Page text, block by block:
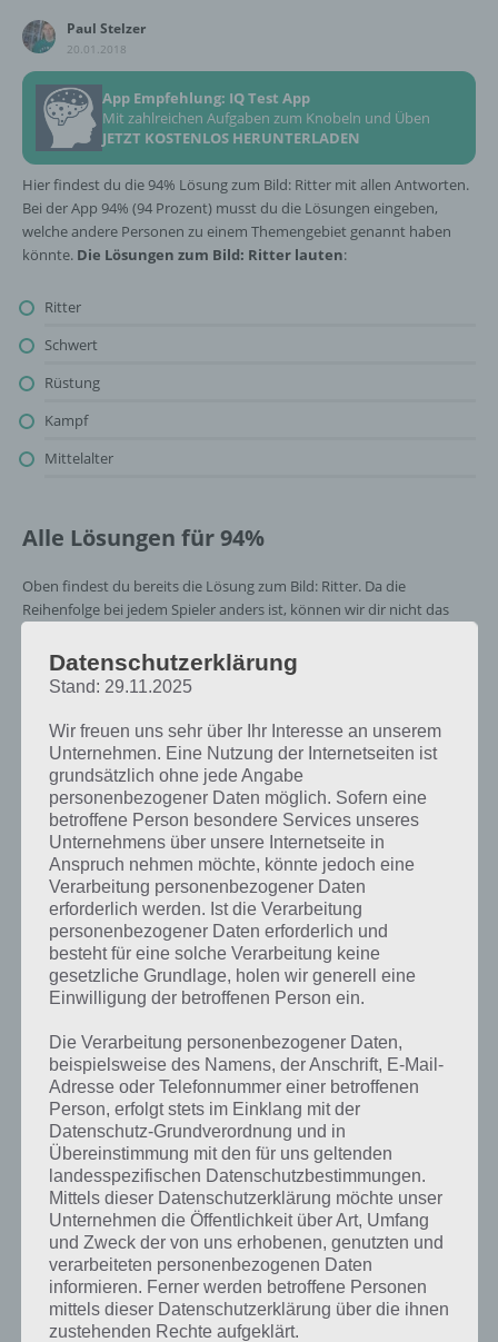
Paul Stelzer
20.01.2018
App Empfehlung: IQ Test App
Mit zahlreichen Aufgaben zum Knobeln und Üben
JETZT KOSTENLOS HERUNTERLADEN
Hier findest du die 94% Lösung zum Bild: Ritter mit allen Antworten.
Bei der App 94% (94 Prozent) musst du die Lösungen eingeben,
welche andere Personen zu einem Themengebiet genannt haben
könnte. Die Lösungen zum Bild: Ritter lauten:
Ritter
Schwert
Rüstung
Kampf
Mittelalter
Alle Lösungen für 94%
Oben findest du bereits die Lösung zum Bild: Ritter. Da die
Reihenfolge bei jedem Spieler anders ist, können wir dir nicht das
jedoch trotzdem zu jedem Sachverhalt die entsprechenden
Antworten findest!
Weitere Lösungen zu 94%
gesucht? Schaue inunsere
Komplettlösung zur App! Dort
kannst du mit der Suche
schnell die Antworten und
Lösungen der über 300 Level
finden!
Münzen einsetzt. Da diese jedoch begrenzt sind, hast du hier stets
die Möglichkeit alle Antworten zu finden!
Die obige Lösung stimmt leider nicht mehr?
Wenn die Lösung, die wir dir oben vorgestellt haben, nicht mehr
aktuell sein sollte oder ein Wort in der Lösung von 94 Prozent fehlt,
so teile uns die korrekten Lösungen einfach in den Kommentaren
mit. Nur so können wir stets die aktuellen Antworten auf die
zahlreichen Fragen und Sachverhalte in der App geben. Da die
Entwickler die Lösungen immer mal wieder verändern.
Datenschutzerklärung
Stand: 29.11.2025
Wir freuen uns sehr über Ihr Interesse an unserem
Unternehmen. Eine Nutzung der Internetseiten ist
grundsätzlich ohne jede Angabe
personenbezogener Daten möglich. Sofern eine
betroffene Person besondere Services unseres
Unternehmens über unsere Internetseite in
Anspruch nehmen möchte, könnte jedoch eine
Verarbeitung personenbezogener Daten
erforderlich werden. Ist die Verarbeitung
personenbezogener Daten erforderlich und
besteht für eine solche Verarbeitung keine
gesetzliche Grundlage, holen wir generell eine
Einwilligung der betroffenen Person ein.
Die Verarbeitung personenbezogener Daten,
beispielsweise des Namens, der Anschrift, E-Mail-
Adresse oder Telefonnummer einer betroffenen
Person, erfolgt stets im Einklang mit der
Datenschutz-Grundverordnung und in
Übereinstimmung mit den für uns geltenden
landesspezifischen Datenschutzbestimmungen.
Mittels dieser Datenschutzerklärung möchte unser
Unternehmen die Öffentlichkeit über Art, Umfang
und Zweck der von uns erhobenen, genutzten und
verarbeiteten personenbezogenen Daten
informieren. Ferner werden betroffene Personen
mittels dieser Datenschutzerklärung über die ihnen
zustehenden Rechte aufgeklärt.